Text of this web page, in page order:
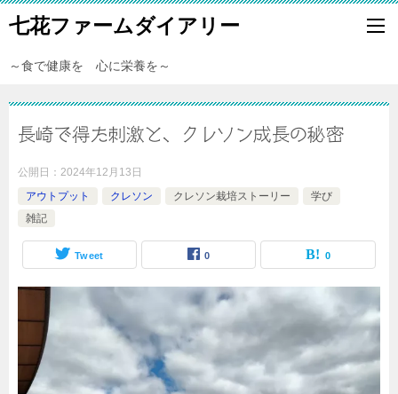
七花ファームダイアリー
～食で健康を 心に栄養を～
長崎で得た刺激と、クレソン成長の秘密
公開日： 2024年12月13日
アウトプット
クレソン クレソン栽培ストーリー
学び
雑記
Tweet 0 0